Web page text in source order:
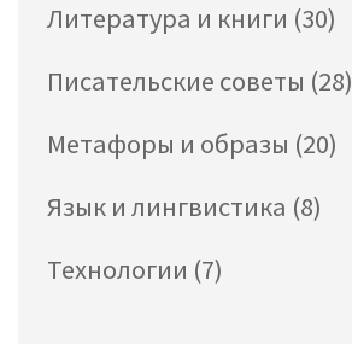
Литература и книги (30)
Писательские советы (28)
Метафоры и образы (20)
Язык и лингвистика (8)
Технологии (7)